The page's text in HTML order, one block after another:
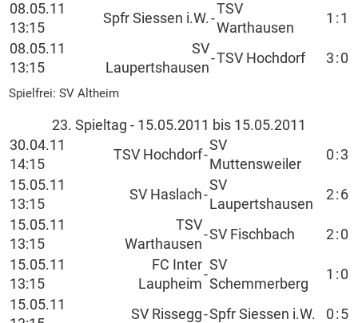
08.05.11
13:15
Spfr Siessen i.W.-
TSV
Warthausen
1 : 1
08.05.11
13:15
SV
Laupertshausen
-TSV Hochdorf 3 : 0
Spielfrei: SV Altheim
23. Spieltag - 15.05.2011 bis 15.05.2011
30.04.11
14:15
TSV Hochdorf-
SV
Muttensweiler
0 : 3
15.05.11
13:15
SV Haslach-
SV
Laupertshausen
2: 6
15.05.11
13:15
TSV
Warthausen
-SV Fischbach 2: 0
15.05.11
13:15
FC Inter
Laupheim
-
SV
Schemmerberg
1 : 0
15.05.11
SV Rissegg-Spfr Siessen i.W. 0 : 5